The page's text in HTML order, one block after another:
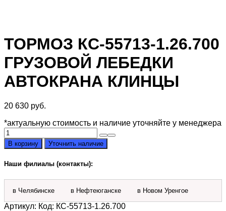
ТОРМОЗ КС-55713-1.26.700
ГРУЗОВОЙ ЛЕБЕДКИ
АВТОКРАНА КЛИНЦЫ
20 630 руб.
*актуальную стоимость и наличие уточняйте у менеджера
Количество
товара
Тормоз
КС-55713-
1.26.700
грузовой
лебедки
автокрана
Клинцы
В корзину Уточнить наличие
Наши филиалы (контакты):
в Челябинске в Нефтеюганске в Новом Уренгое
Артикул: Код: КС-55713-1.26.700